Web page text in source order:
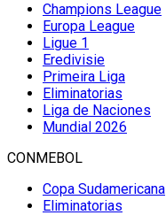
Champions League
Europa League
Ligue 1
Eredivisie
Primeira Liga
Eliminatorias
Liga de Naciones
Mundial 2026
CONMEBOL
Copa Sudamericana
Eliminatorias